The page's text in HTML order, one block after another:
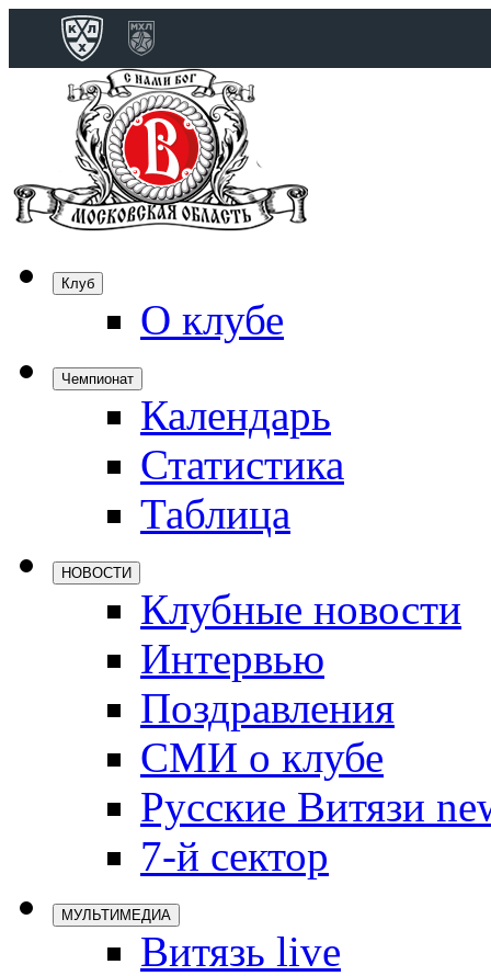
Клуб
О клубе
Чемпионат
Календарь
Статистика
Таблица
НОВОСТИ
Клубные новости
Интервью
Поздравления
СМИ о клубе
Русские Витязи
7-й сектор
МУЛЬТИМЕДИА
Витязь live